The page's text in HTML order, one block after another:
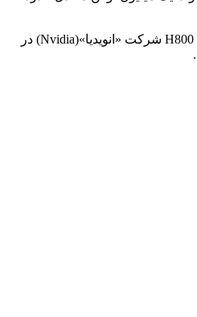
اگرچه دیپ‌سیک وی۳ کاربردی‌ترین مدل نیست اما از برخی جهات یک دستاورد به شمار می‌رود. دیپ‌سیک توانست این مدل را با استفاده از مرکز داده پردازنده‌های گرافیکی H800 شرکت «انویدیا»(Nvidia) در